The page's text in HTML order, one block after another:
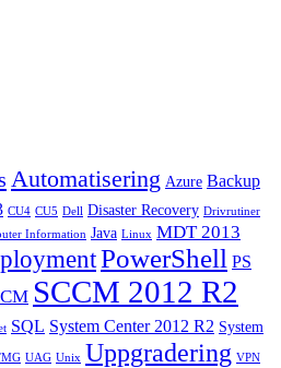
Automatisering Azure Backup
CU4 CU5 Dell Disaster Recovery Drivrutiner
Information Java Linux MDT 2013
PowerShell PS
SCCM 2012 R2
SQL System Center 2012 R2 System
UAG Unix Uppgradering VPN